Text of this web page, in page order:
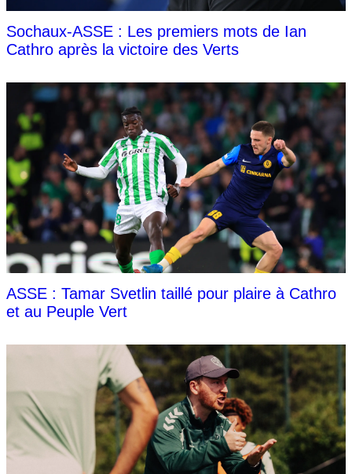
Sochaux-ASSE : Les premiers mots de Ian
Cathro après la victoire des Verts
ASSE : Tamar Svetlin taillé pour plaire à Cathro
et au Peuple Vert